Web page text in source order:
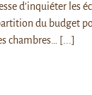
d’inquiéter les
du budget
chambres…
[...]